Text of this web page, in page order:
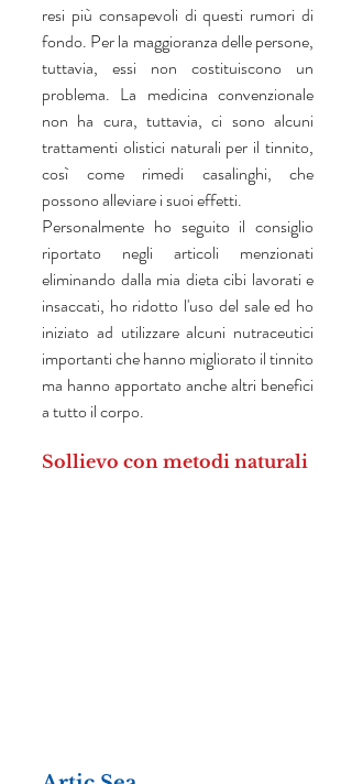
resi più consapevoli di questi rumori di
fondo. Per la maggioranza delle persone,
tuttavia, essi non costituiscono un
problema. La medicina convenzionale
non ha cura, tuttavia, ci sono alcuni
trattamenti olistici naturali per il tinnito,
così come rimedi casalinghi, che
possono alleviare i suoi effetti.
Personalmente ho seguito il consiglio
riportato negli articoli menzionati
eliminando dalla mia dieta cibi lavorati e
insaccati, ho ridotto l'uso del sale ed ho
iniziato ad utilizzare alcuni nutraceutici
importanti che hanno migliorato il tinnito
ma hanno apportato anche altri benefici
a tutto il corpo.
Sollievo con metodi naturali